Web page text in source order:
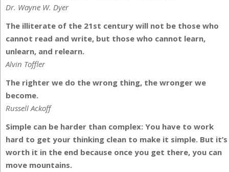
Dr. Wayne W. Dyer
The illiterate of the 21st century will not be those who
cannot read and write, but those who cannot learn,
unlearn, and relearn.
Alvin Toffler
The righter we do the wrong thing, the wronger we
become.
Russell Ackoff
Simple can be harder than complex: You have to work
hard to get your thinking clean to make it simple. But it’s
worth it in the end because once you get there, you can
move mountains.